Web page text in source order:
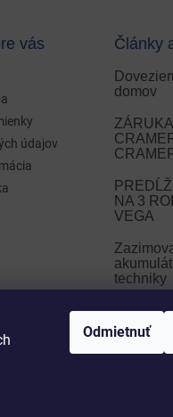
Odmietnuť
vás
údajov
Články
domov
NA 3
VEGA
techniky